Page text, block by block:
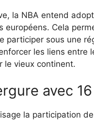
la NBA entend
européens. Cela
participer sous une
les liens entre
le vieux continent.
avec
la participation de